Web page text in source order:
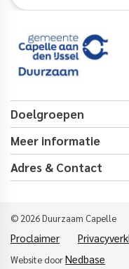
Doelgroepen
Meer informatie
Adres & Contact
© 2026 Duurzaam Capelle
Proclaimer
Website doorNedbase